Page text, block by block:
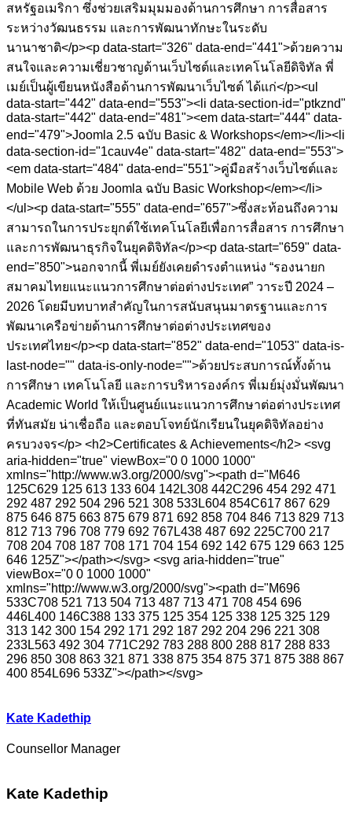
สหรัฐอเมริกา ซึ่งช่วยเสริมมุมมองด้านการศึกษา การสื่อสาร
ระหว่างวัฒนธรรม และการพัฒนาทักษะในระดับ
นานาชาติ</p><p data-start="326" data-end="441">ด้วยความ
สนใจและความเชี่ยวชาญด้านเว็บไซต์และเทคโนโลยีดิจิทัล พี่
เมย์เป็นผู้เขียนหนังสือด้านการพัฒนาเว็บไซต์ ได้แก่</p><ul
data-start="442" data-end="553"><li data-section-id="ptkznd"
data-start="442" data-end="481"><em data-start="444" data-
end="479">Joomla 2.5 ฉบับ Basic & Workshops</em></li><li
data-section-id="1cauv4e" data-start="482" data-end="553">
<em data-start="484" data-end="551">คู่มือสร้างเว็บไซต์และ
Mobile Web ด้วย Joomla ฉบับ Basic Workshop</em></li>
</ul><p data-start="555" data-end="657">ซึ่งสะท้อนถึงความ
สามารถในการประยุกต์ใช้เทคโนโลยีเพื่อการสื่อสาร การศึกษา
และการพัฒนาธุรกิจในยุคดิจิทัล</p><p data-start="659" data-
end="850">นอกจากนี้ พี่เมย์ยังเคยดำรงตำแหน่ง “รองนายก
สมาคมไทยแนะแนวการศึกษาต่อต่างประเทศ” วาระปี 2024 –
2026 โดยมีบทบาทสำคัญในการสนับสนุนมาตรฐานและการ
พัฒนาเครือข่ายด้านการศึกษาต่อต่างประเทศของ
ประเทศไทย</p><p data-start="852" data-end="1053" data-is-
last-node="" data-is-only-node="">ด้วยประสบการณ์ทั้งด้าน
การศึกษา เทคโนโลยี และการบริหารองค์กร พี่เมย์มุ่งมั่นพัฒนา
Academic World ให้เป็นศูนย์แนะแนวการศึกษาต่อต่างประเทศ
ที่ทันสมัย น่าเชื่อถือ และตอบโจทย์นักเรียนในยุคดิจิทัลอย่าง
ครบวงจร</p> <h2>Certificates & Achievements</h2> <svg
aria-hidden="true" viewBox="0 0 1000 1000"
xmlns="http://www.w3.org/2000/svg"><path d="M646
125C629 125 613 133 604 142L308 442C296 454 292 471
292 487 292 504 296 521 308 533L604 854C617 867 629
875 646 875 663 875 679 871 692 858 704 846 713 829 713
812 713 796 708 779 692 767L438 487 692 225C700 217
708 204 708 187 708 171 704 154 692 142 675 129 663 125
646 125Z"></path></svg> <svg aria-hidden="true"
viewBox="0 0 1000 1000"
xmlns="http://www.w3.org/2000/svg"><path d="M696
533C708 521 713 504 713 487 713 471 708 454 696
446L400 146C388 133 375 125 354 125 338 125 325 129
313 142 300 154 292 171 292 187 292 204 296 221 308
233L563 492 304 771C292 783 288 800 288 817 288 833
296 850 308 863 321 871 338 875 354 875 371 875 388 867
400 854L696 533Z"></path></svg>
Kate Kadethip
Counsellor Manager
Kate Kadethip